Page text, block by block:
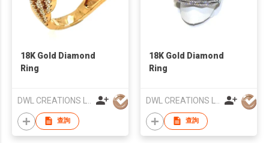
18K Gold Diamond
Ring
查詢
18K Gold Diamond
Ring
查詢